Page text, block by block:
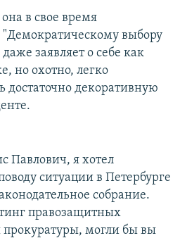
в свое время
выбору
заявляет о себе как
но охотно, легко
достаточно декоративную
Павлович, я хотел
ситуации в Петербурге
собрание.
правозащитных
прокуратуры, могли бы вы